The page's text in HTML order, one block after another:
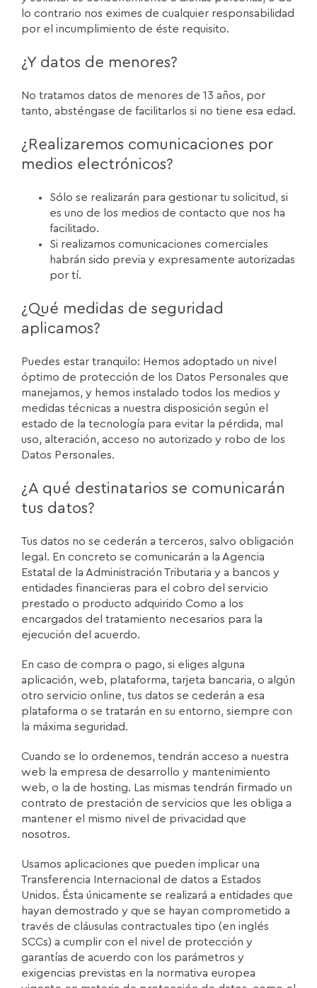
lo contrario nos eximes de cualquier responsabilidad
por el incumplimiento de éste requisito.
¿Y datos de menores?
No tratamos datos de menores de 13 años, por
tanto, absténgase de facilitarlos si no tiene esa edad.
¿Realizaremos comunicaciones por
medios electrónicos?
Sólo se realizarán para gestionar tu solicitud, si
es uno de los medios de contacto que nos ha
facilitado.
Si realizamos comunicaciones comerciales
habrán sido previa y expresamente autorizadas
por tí.
¿Qué medidas de seguridad
aplicamos?
Puedes estar tranquilo: Hemos adoptado un nivel
óptimo de protección de los Datos Personales que
manejamos, y hemos instalado todos los medios y
medidas técnicas a nuestra disposición según el
estado de la tecnología para evitar la pérdida, mal
uso, alteración, acceso no autorizado y robo de los
Datos Personales.
¿A qué destinatarios se comunicarán
tus datos?
Tus datos no se cederán a terceros, salvo obligación
legal. En concreto se comunicarán a la Agencia
Estatal de la Administración Tributaria y a bancos y
entidades financieras para el cobro del servicio
prestado o producto adquirido Como a los
encargados del tratamiento necesarios para la
ejecución del acuerdo.
En caso de compra o pago, si eliges alguna
aplicación, web, plataforma, tarjeta bancaria, o algún
otro servicio online, tus datos se cederán a esa
plataforma o se tratarán en su entorno, siempre con
la máxima seguridad.
Cuando se lo ordenemos, tendrán acceso a nuestra
web la empresa de desarrollo y mantenimiento
web, o la de hosting. Las mismas tendrán firmado un
contrato de prestación de servicios que les obliga a
mantener el mismo nivel de privacidad que
nosotros.
Usamos aplicaciones que pueden implicar una
Transferencia Internacional de datos a Estados
Unidos. Ésta únicamente se realizará a entidades que
hayan demostrado y que se hayan comprometido a
través de cláusulas contractuales tipo (en inglés
SCCs) a cumplir con el nivel de protección y
garantías de acuerdo con los parámetros y
exigencias previstas en la normativa europea